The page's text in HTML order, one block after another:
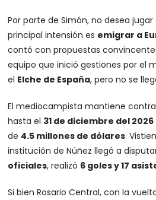
Por parte de Simón, no desea
principal intensión es emigrar a
contó con propuestas
equipo que inició gestiones por el
el Elche de España, pero no se
El mediocampista mantiene
hasta el 31 de diciembre del 2026
de 4.5 millones de dólares.
institución de Núñez llegó a
oficiales, realizó 6 goles y 17
Si bien Rosario Central, con la